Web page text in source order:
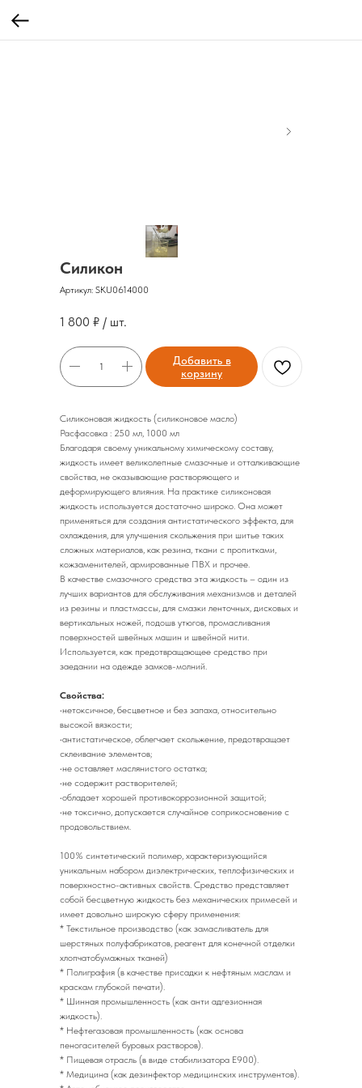
Силикон
Артикул: SKU0614000
1 800 ₽ / шт.
Добавить в
корзину
Cиликоновая жидкость (силиконовое масло)
Расфасовка : 250 мл, 1000 мл
Благодаря своему уникальному химическому составу,
жидкость имеет великолепные смазочные и отталкивающие
свойства, не оказывающие растворяющего и
деформирующего влияния. На практике силиконовая
жидкость используется достаточно широко. Она может
применяться для создания антистатического эффекта, для
охлаждения, для улучшения скольжения при шитье таких
сложных материалов, как резина, ткани с пропитками,
кожзаменителей, армированные ПВХ и прочее.
В качестве смазочного средства эта жидкость – один из
лучших вариантов для обслуживания механизмов и деталей
из резины и пластмассы, для смазки ленточных, дисковых и
вертикальных ножей, подошв утюгов, промасливания
поверхностей швейных машин и швейной нити.
Используется, как предотвращающее средство при
заедании на одежде замков-молний.
Свойства:
•нетоксичное, бесцветное и без запаха, относительно
высокой вязкости;
•антистатическое, облегчает скольжение, предотвращает
склеивание элементов;
•не оставляет маслянистого остатка;
•не содержит растворителей;
•обладает хорошей противокоррозионной защитой;
•не токсично, допускается случайное соприкосновение с
продовольствием.
100% синтетический полимер, характеризующийся
уникальным набором диэлектрических, теплофизических и
поверхностно-активных свойств. Средство представляет
собой бесцветную жидкость без механических примесей и
имеет довольно широкую сферу применения:
* Текстильное производство (как замасливатель для
шерстяных полуфабрикатов, реагент для конечной отделки
хлопчатобумажных тканей)
* Полиграфия (в качестве присадки к нефтяным маслам и
краскам глубокой печати).
* Шинная промышленность (как анти адгезионная
жидкость).
* Нефтегазовая промышленность (как основа
пеногасителей буровых растворов).
* Пищевая отрасль (в виде стабилизатора Е900).
* Медицина (как дезинфектор медицинских инструментов).